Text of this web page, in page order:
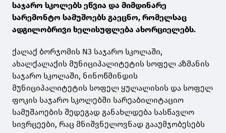
საჯარო სკოლებს ეწვია და მიმდინარე
სარემონტო სამუშოებს გაეცნო, რომელსაც
ადგილობრივი ხელისუფლება ახორციელებს.
ქალაქ ბორჯომის N3 საჯარო სკოლაში,
ახალქალაქის მუნიციპალიტეტის სოფელ აზმანის
საჯარო სკოლაში, ნინოწმინდის
მუნიციპალიტეტის სოფელ ყულალისის და სოფელ
ფოკის საჯარო სკოლებში სარეაბილიტაციო
სამუშაოების შედეგად განახლდება სასწავლო
სივრცეები, რაც მნიშვნელოვნად გააუმჯობესებს